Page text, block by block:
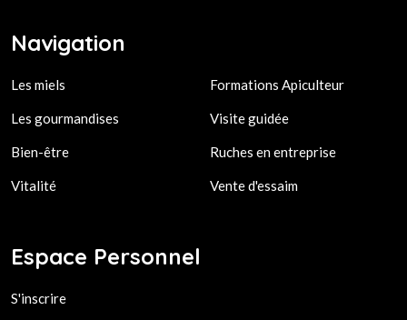
Navigation
Les miels
Les gourmandises
Bien-être
Vitalité
Formations Apiculteur
Visite guidée
Ruches en entreprise
Vente d'essaim
Espace Personnel
S'inscrire